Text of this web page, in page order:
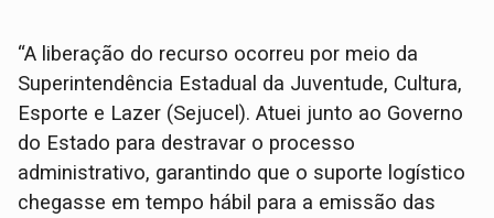
“A liberação do recurso ocorreu por meio da
Superintendência Estadual da Juventude, Cultura,
Esporte e Lazer (Sejucel). Atuei junto ao Governo
do Estado para destravar o processo
administrativo, garantindo que o suporte logístico
chegasse em tempo hábil para a emissão das